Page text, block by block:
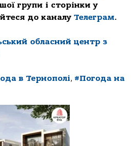
групи і сторінки у
до каналу Телеграм.
обласний центр з
в Тернополі, #Погода на